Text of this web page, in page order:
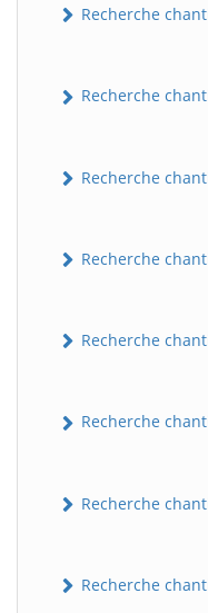
Recherche
Recherche
Recherche
Recherche
Recherche
Recherche
Recherche
Recherche